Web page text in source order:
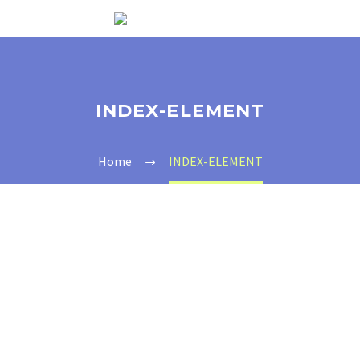
INDEX-ELEMENT
Home INDEX-ELEMENT